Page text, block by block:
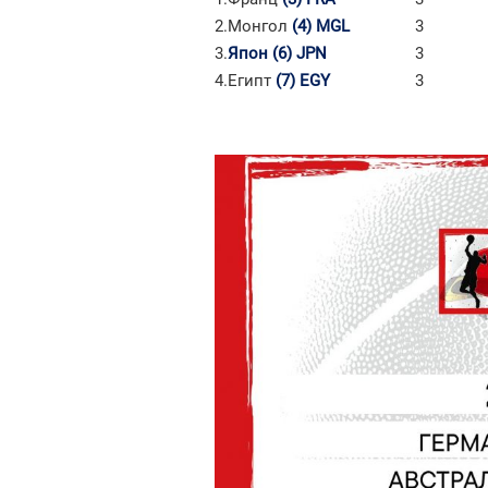
2.Монгол (4) MGL 3
3.Япон (6) JPN 3
4.Египт (7) EGY 3